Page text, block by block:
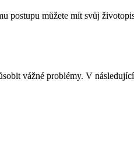
postupu můžete mít svůj
vážné problémy. V